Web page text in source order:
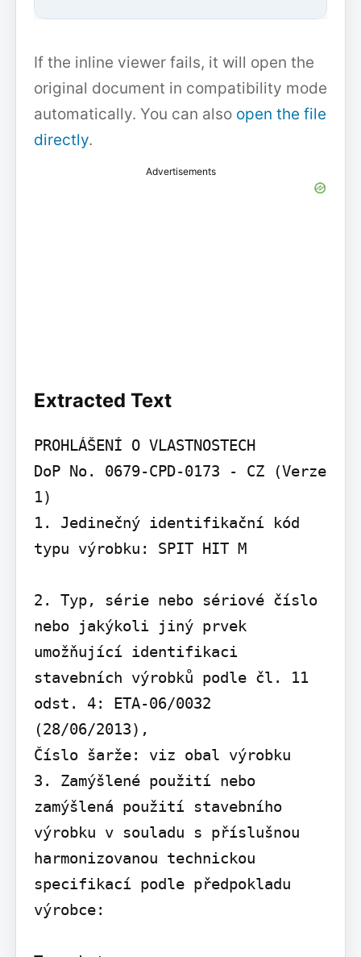
If the inline viewer fails, it will open the
original document in compatibility mode
automatically. You can also open the file
directly.
Advertisements
Extracted Text
PROHLÁŠENÍ O VLASTNOSTECH
DoP No. 0679-CPD-0173 - CZ (Verze
1)
1. Jedinečný identifikační kód
typu výrobku: SPIT HIT M
2. Typ, série nebo sériové číslo
nebo jakýkoli jiný prvek
umožňující identifikaci
stavebních výrobků podle čl. 11
odst. 4: ETA-06/0032
(28/06/2013),
Číslo šarže: viz obal výrobku
3. Zamýšlené použití nebo
zamýšlená použití stavebního
výrobku v souladu s příslušnou
harmonizovanou technickou
specifikací podle předpokladu
výrobce: